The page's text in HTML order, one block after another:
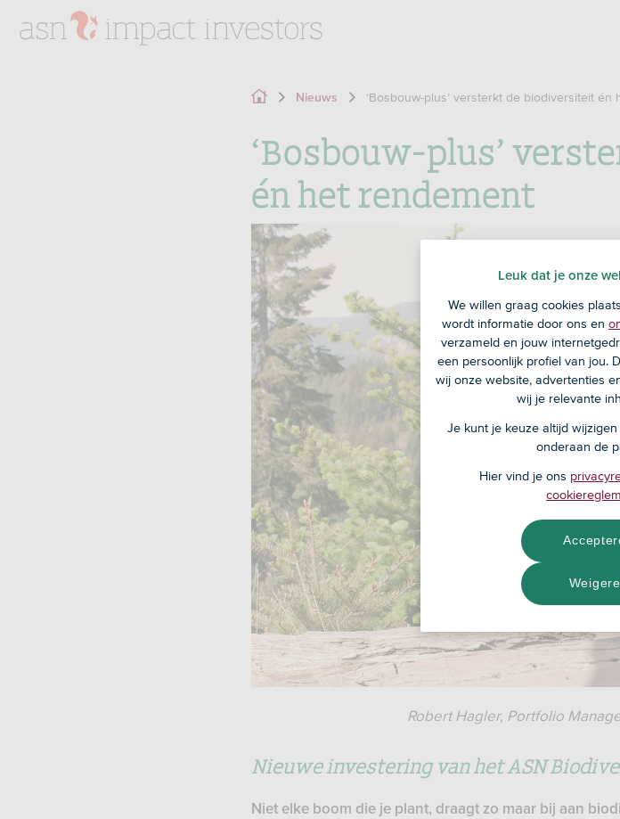
Nieuws ‘Bosbouw-plus’ versterkt de biodiversiteit én
‘Bosbouw-plus’
én het rendement
Robert Hagler, Portfolio
Nieuwe investering van het ASN
Niet elke boom die je plant, draagt zo maar bij aan
Leuk dat je onze
We willen graag cookies
wordt informatie door ons en
verzameld en jouw
een persoonlijk profiel van jou.
wij onze website, advertenties
wij je relevante
Je kunt je keuze altijd
onderaan de
Hier vind je ons